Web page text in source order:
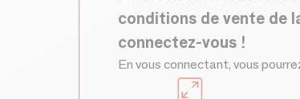
conditions de vente de
connectez-vous !
En vous connectant, vous